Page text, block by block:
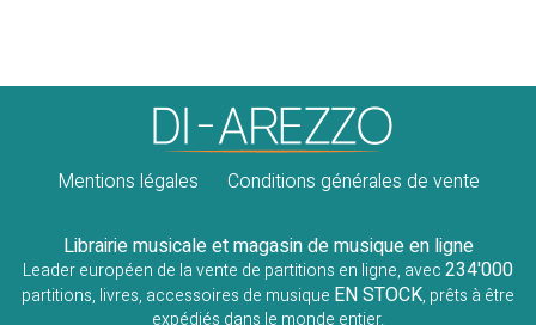
Mentions légales Conditions générales de vente
Librairie musicale et magasin de musique en ligne
Leader européen de la vente de partitions en ligne, avec234'000
partitions, livres, accessoires de musique EN STOCK, prêts à être
expédiés dans le monde entier.